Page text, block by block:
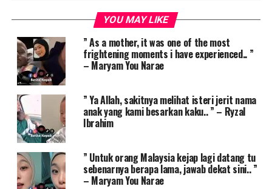
YOU MAY LIKE
” As a mother, it was one of the most
frightening moments i have experienced.. ”
– Maryam You Narae
” Ya Allah, sakitnya melihat isteri jerit nama
anak yang kami besarkan kaku.. ” – Ryzal
Ibrahim
” Untuk orang Malaysia kejap lagi datang tu
sebenarnya berapa lama, jawab dekat sini.. ”
– Maryam You Narae